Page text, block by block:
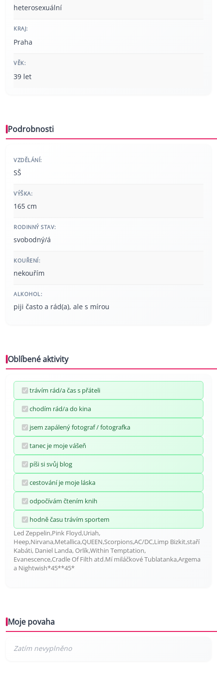
heterosexuální
KRAJ:
Praha
VĚK:
39 let
Podrobnosti
VZDĚLÁNÍ:
SŠ
VÝŠKA:
165 cm
RODINNÝ STAV:
svobodný/á
KOUŘENÍ:
nekouřím
ALKOHOL:
piji často a rád(a), ale s mírou
Oblíbené aktivity
trávím rád/a čas s přáteli
chodím rád/a do kina
jsem zapálený fotograf / fotografka
tanec je moje vášeň
píši si svůj blog
cestování je moje láska
odpočívám čtením knih
hodně času trávím sportem
Led Zeppelin,Pink Floyd,Uriah,
Heep,Nirvana,Metallica,QUEEN,Scorpions,AC/DC,Limp Bizkit,staří
Kabáti, Daniel Landa, Orlík,Within Temptation,
Evanescence,Cradle Of Filth atd.Mí miláčkové Tublatanka,Argema
a Nightwish*45**45*
Moje povaha